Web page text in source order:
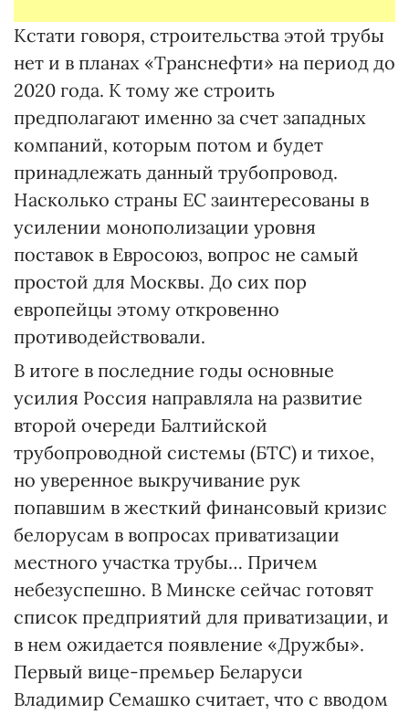
Кстати говоря, строительства этой трубы
нет и в планах «Транснефти» на период до
2020 года. К тому же строить
предполагают именно за счет западных
компаний, которым потом и будет
принадлежать данный трубопровод.
Насколько страны ЕС заинтересованы в
усилении монополизации уровня
поставок в Евросоюз, вопрос не самый
простой для Москвы. До сих пор
европейцы этому откровенно
противодействовали.
В итоге в последние годы основные
усилия Россия направляла на развитие
второй очереди Балтийской
трубопроводной системы (БТС) и тихое,
но уверенное выкручивание рук
попавшим в жесткий финансовый кризис
белорусам в вопросах приватизации
местного участка трубы… Причем
небезуспешно. В Минске сейчас готовят
список предприятий для приватизации, и
в нем ожидается появление «Дружбы».
Первый вице-премьер Беларуси
Владимир Семашко считает, что с вводом